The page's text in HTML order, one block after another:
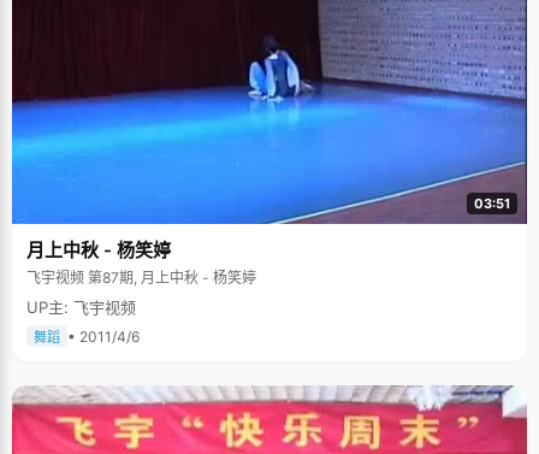
03:51
月上中秋 - 杨笑婷
飞宇视频 第87期, 月上中秋 - 杨笑婷
UP主: 飞宇视频
舞蹈 • 2011/4/6